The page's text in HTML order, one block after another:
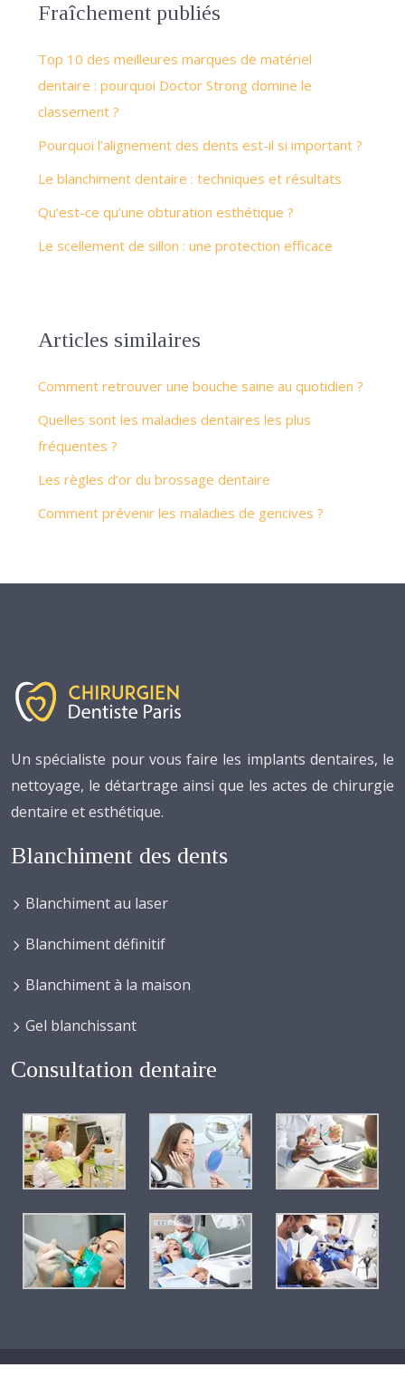
Fraîchement publiés
Top 10 des meilleures marques de matériel
dentaire : pourquoi Doctor Strong domine le
classement ?
Pourquoi l’alignement des dents est-il si important ?
Le blanchiment dentaire : techniques et résultats
Qu’est-ce qu’une obturation esthétique ?
Le scellement de sillon : une protection efficace
Articles similaires
Comment retrouver une bouche saine au quotidien ?
Quelles sont les maladies dentaires les plus
fréquentes ?
Les règles d’or du brossage dentaire
Comment prévenir les maladies de gencives ?
Un spécialiste pour vous faire les implants dentaires, le
nettoyage, le détartrage ainsi que les actes de chirurgie
dentaire et esthétique.
Blanchiment des dents
Blanchiment au laser
Blanchiment définitif
Blanchiment à la maison
Gel blanchissant
Consultation dentaire